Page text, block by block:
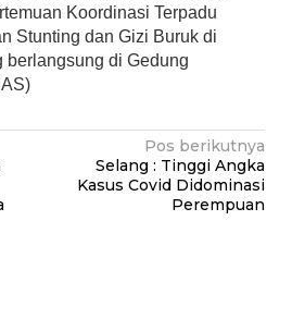
Koordinasi Terpadu
Stunting dan Gizi Buruk di
berlangsung di Gedung
Pos berikutnya
Selang : Tinggi Angka
Kasus Covid Didominasi
Perempuan